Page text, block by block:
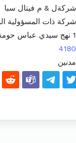
شركةل & م فيتال سبا
شركة ذات المسؤولية
1 نهج سيدي عباس حومة السوق
4180
مدنين